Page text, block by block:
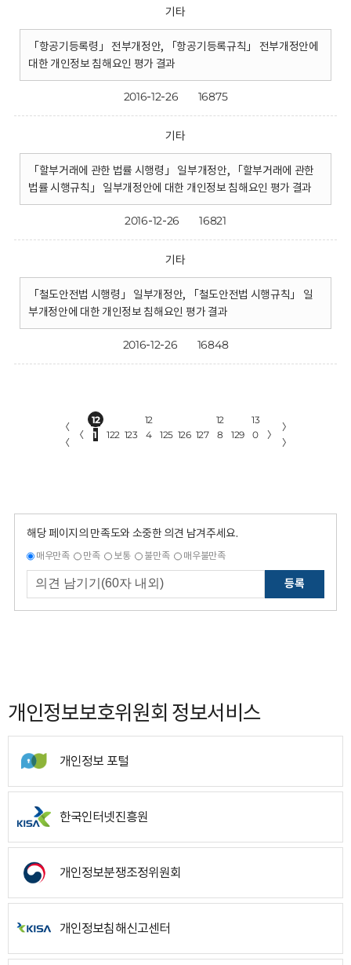
기타
「항공기등록령」 전부개정안, 「항공기등록규칙」 전부개정안에
대한 개인정보 침해요인 평가 결과
2016-12-26 16875
기타
「할부거래에 관한 법률 시행령」 일부개정안, 「할부거래에 관한
법률 시행규칙」 일부개정안에 대한 개인정보 침해요인 평가 결과
2016-12-26 16821
기타
「철도안전법 시행령」 일부개정안, 「철도안전법 시행규칙」 일
부개정안에 대한 개인정보 침해요인 평가 결과
2016-12-26 16848
〈
〈
〈
12
1
122 123
12
4
125 126 127
12
8
129
13
0
〉
〉
〉
해당 페이지의 만족도와 소중한 의견 남겨주세요.
매우만족 만족 보통 불만족 매우불만족
등록
개인정보보호위원회 정보서비스
개인정보 포털
한국인터넷진흥원
개인정보분쟁조정위원회
개인정보침해신고센터